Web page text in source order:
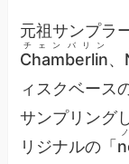
元祖サンプラ
Chamberlin
チェンバリン
、
ィスクベース
サンプリング
リジナルの「